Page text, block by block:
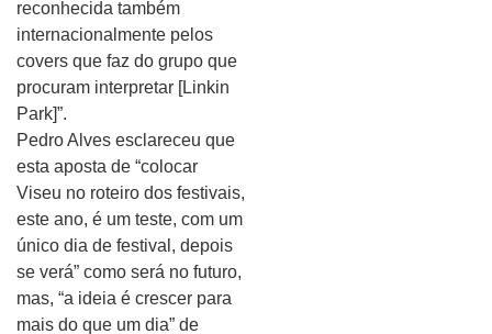
reconhecida também
internacionalmente pelos
covers que faz do grupo que
procuram interpretar [Linkin
Park]”.
Pedro Alves esclareceu que
esta aposta de “colocar
Viseu no roteiro dos festivais,
este ano, é um teste, com um
único dia de festival, depois
se verá” como será no futuro,
mas, “a ideia é crescer para
mais do que um dia” de